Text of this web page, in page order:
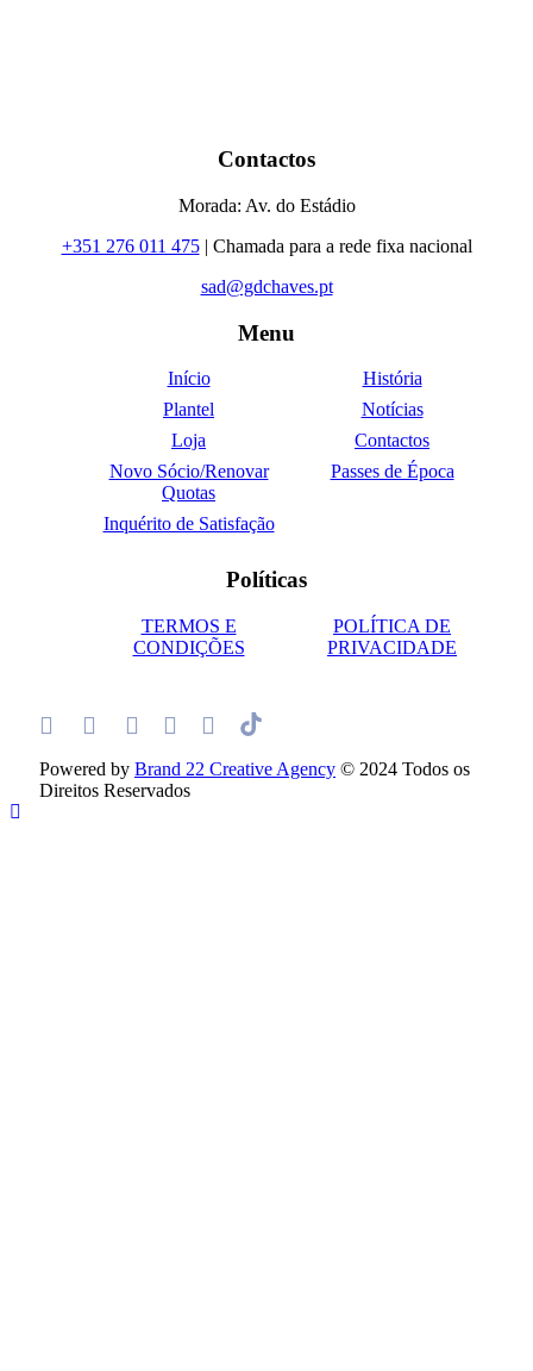
Contactos
Morada: Av. do Estádio
+351 276 011 475| Chamada para a rede fixa nacional
sad@gdchaves.pt
Menu
Início
História
Plantel
Notícias
Loja
Contactos
Novo Sócio/Renovar
Quotas
Passes de Época
Inquérito de Satisfação
Políticas
TERMOS E
CONDIÇÕES
POLÍTICA DE
PRIVACIDADE
Powered by Brand 22 Creative Agency © 2024 Todos os
Direitos Reservados